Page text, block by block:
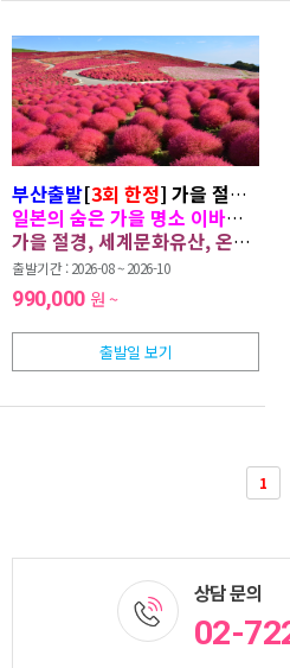
부산출발[3회 한정] 가을 절경 따라
일본의 숨은 가을 명소 이바라키
가을 절경, 세계문화유산, 온천까지
출발기간 : 2026-08 ~ 2026-10
990,000 원 ~
출발일 보기
1
상담 문의
02-